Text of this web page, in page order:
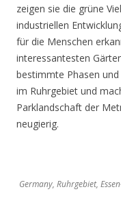
zeigen sie die grüne
industriellen
für die Menschen
interessantesten
bestimmte Phasen
im Ruhrgebiet und
Parklandschaft der
neugierig.
Germany, Ruhrgebiet,